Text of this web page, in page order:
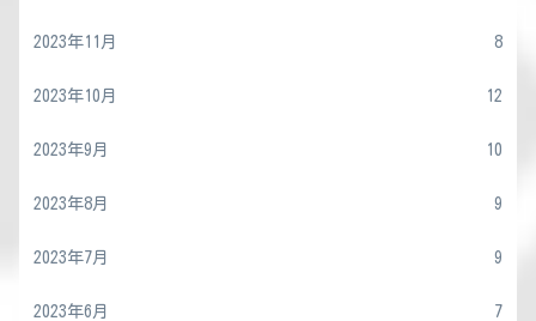
2023年11月 8
2023年10月 12
2023年9月 10
2023年8月 9
2023年7月 9
2023年6月 7